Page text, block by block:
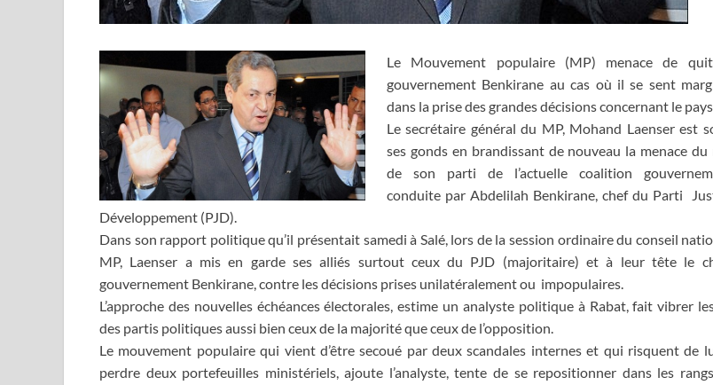
Le Mouvement populaire (MP) menace de
gouvernement Benkirane au cas où il se sent
dans la prise des grandes décisions concernant le
Le secrétaire général du MP, Mohand Laenser est
ses gonds en brandissant de nouveau la menace
de son parti de l’actuelle coalition
conduite par Abdelilah Benkirane, chef du Parti
Développement (PJD).
Dans son rapport politique qu’il présentait samedi à Salé, lors de la session ordinaire du conseil
MP, Laenser a mis en garde ses alliés surtout ceux du PJD (majoritaire) et à leur tête le
gouvernement Benkirane, contre les décisions prises unilatéralement ou impopulaires.
L’approche des nouvelles échéances électorales, estime un analyste politique à Rabat, fait vibrer
des partis politiques aussi bien ceux de la majorité que ceux de l’opposition.
Le mouvement populaire qui vient d’être secoué par deux scandales internes et qui risquent de
perdre deux portefeuilles ministériels, ajoute l’analyste, tente de se repositionner dans les